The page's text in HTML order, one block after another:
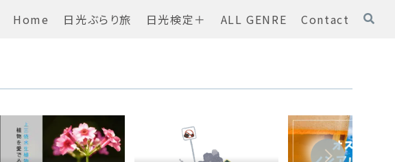
Home 日光ぶらり旅 日光検定＋ ALL GENRE Contact